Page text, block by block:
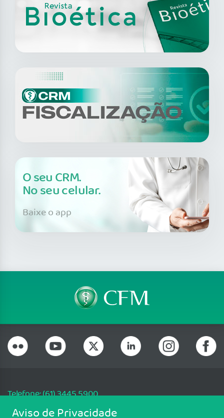
O seu CRM.
No seu celular.
Baixe o app
Telefone: (61) 3445 5900
Email: cfm@portalmedico.org.br
Aviso de Privacidade